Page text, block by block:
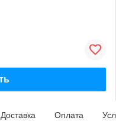
Доставка Оплата